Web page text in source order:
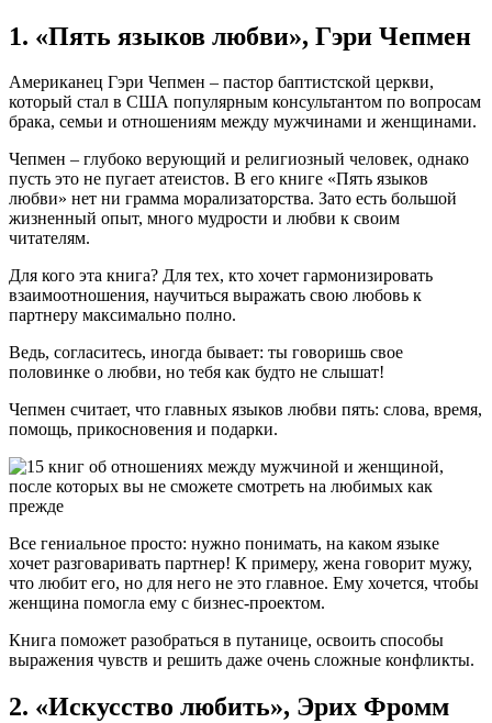
1. «Пять языков любви», Гэри Чепмен
Американец Гэри Чепмен – пастор баптистской церкви,
который стал в США популярным консультантом по вопросам
брака, семьи и отношениям между мужчинами и женщинами.
Чепмен – глубоко верующий и религиозный человек, однако
пусть это не пугает атеистов. В его книге «Пять языков
любви» нет ни грамма морализаторства. Зато есть большой
жизненный опыт, много мудрости и любви к своим
читателям.
Для кого эта книга? Для тех, кто хочет гармонизировать
взаимоотношения, научиться выражать свою любовь к
партнеру максимально полно.
Ведь, согласитесь, иногда бывает: ты говоришь свое
половинке о любви, но тебя как будто не слышат!
Чепмен считает, что главных языков любви пять: слова, время,
помощь, прикосновения и подарки.
Все гениальное просто: нужно понимать, на каком языке
хочет разговаривать партнер! К примеру, жена говорит мужу,
что любит его, но для него не это главное. Ему хочется, чтобы
женщина помогла ему с бизнес-проектом.
Книга поможет разобраться в путанице, освоить способы
выражения чувств и решить даже очень сложные конфликты.
2. «Искусство любить», Эрих Фромм